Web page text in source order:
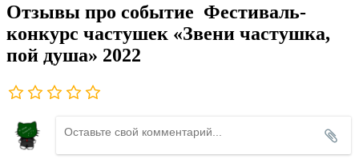
Отзывы про событие Фестиваль-
конкурс частушек «Звени частушка,
пой душа» 2022